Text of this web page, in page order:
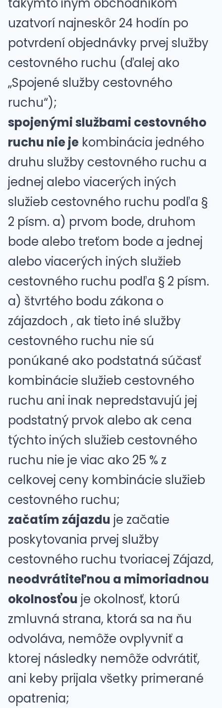
uzatvorí najneskôr 24 hodín po
potvrdení objednávky prvej služby
cestovného ruchu (ďalej ako
„Spojené služby cestovného
ruchu“);
spojenými službami cestovného
ruchu nie je kombinácia jedného
druhu služby cestovného ruchu a
jednej alebo viacerých iných
služieb cestovného ruchu podľa §
2 písm. a) prvom bode, druhom
bode alebo treťom bode a jednej
alebo viacerých iných služieb
cestovného ruchu podľa § 2 písm.
a) štvrtého bodu zákona o
zájazdoch , ak tieto iné služby
cestovného ruchu nie sú
ponúkané ako podstatná súčasť
kombinácie služieb cestovného
ruchu ani inak nepredstavujú jej
podstatný prvok alebo ak cena
týchto iných služieb cestovného
ruchu nie je viac ako 25 % z
celkovej ceny kombinácie služieb
cestovného ruchu;
začatím zájazdu je začatie
poskytovania prvej služby
cestovného ruchu tvoriacej Zájazd,
neodvrátiteľnou a mimoriadnou
okolnosťou je okolnosť, ktorú
zmluvná strana, ktorá sa na ňu
odvoláva, nemôže ovplyvniť a
ktorej následky nemôže odvrátiť,
ani keby prijala všetky primerané
opatrenia;